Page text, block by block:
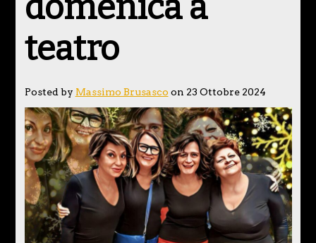
teatro
Posted by Massimo Brusasco on 23 Ottobre 2024